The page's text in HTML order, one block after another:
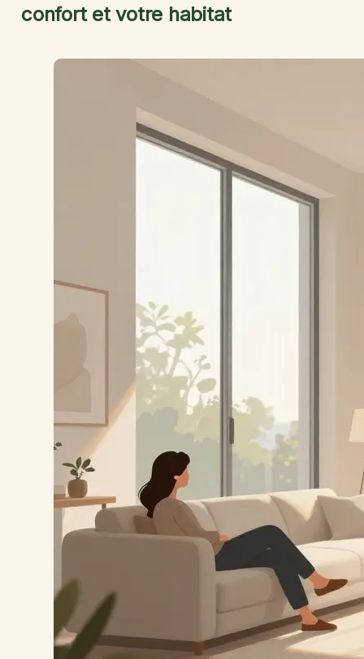
confort et votre habitat